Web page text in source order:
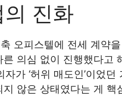
진화
오피스텔에 전세 계약
의심 없이 진행했다고
가 ‘허위 매도인’이었던
않은 상태였다는 게 핵